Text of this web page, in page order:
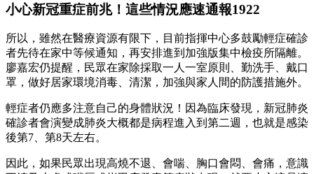
小心新冠重症前兆！這些情況應速通報1922
所以，雖然在醫療資源有限下，目前指揮中心多鼓勵輕症確診
者先待在家中等候通知，再安排進到加強版集中檢疫所隔離。
廖嘉宏仍提醒，民眾在家除採取一人一室原則、勤洗手、戴口
罩，做好居家環境消毒、清潔，加強與家人間的防護措施外。
輕症者仍應多注意自己的身體狀況！因為臨床發現，新冠肺炎
確診者會演變成肺炎大概都是病程進入到第二週，也就是感染
後第7、第8天左右。
因此，如果民眾出現高燒不退、會喘、胸口會悶、會痛，意識